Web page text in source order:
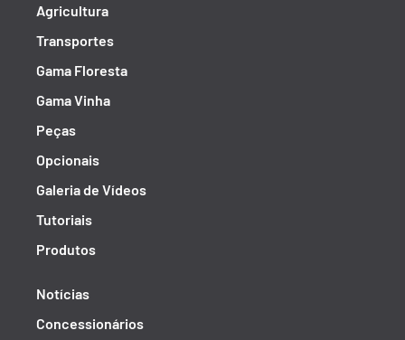
Agricultura
Transportes
Gama Floresta
Gama Vinha
Peças
Opcionais
Galeria de Vídeos
Tutoriais
Produtos
Notícias
Concessionários